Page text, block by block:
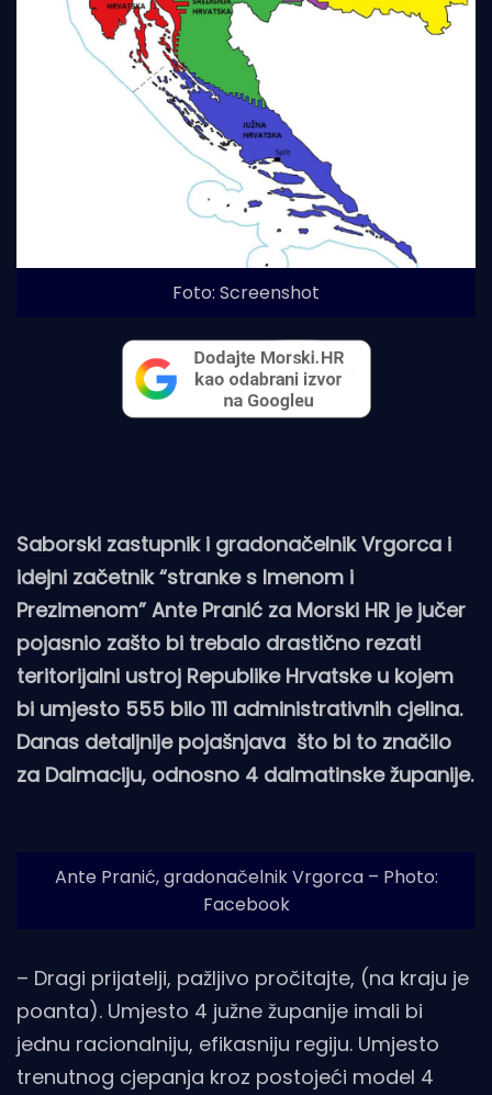
Foto: Screenshot
Saborski zastupnik i gradonačelnik Vrgorca i
idejni začetnik “stranke s Imenom i
Prezimenom” Ante Pranić za Morski HR je jučer
pojasnio zašto bi trebalo drastično rezati
teritorijalni ustroj Republike Hrvatske u kojem
bi umjesto 555 bilo 111 administrativnih cjelina.
Danas detaljnije pojašnjava što bi to značilo
za Dalmaciju, odnosno 4 dalmatinske županije.
Ante Pranić, gradonačelnik Vrgorca – Photo:
Facebook
– Dragi prijatelji, pažljivo pročitajte, (na kraju je
poanta). Umjesto 4 južne županije imali bi
jednu racionalniju, efikasniju regiju. Umjesto
trenutnog cjepanja kroz postojeći model 4